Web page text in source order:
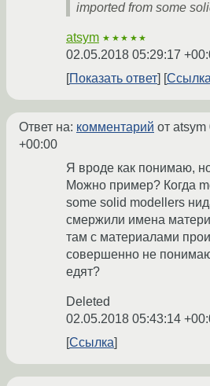
imported from some
atsym ★★★★★
02.05.2018 05:29:17
Показать ответ Ссылка
Ответ на: комментарий от atsym
+00:00
Я вроде как понимаю,
Можно пример? Когда
some solid modellers
смержили имена
там с материалами
совершенно не
едят?
Deleted
02.05.2018 05:43:14
Ссылка